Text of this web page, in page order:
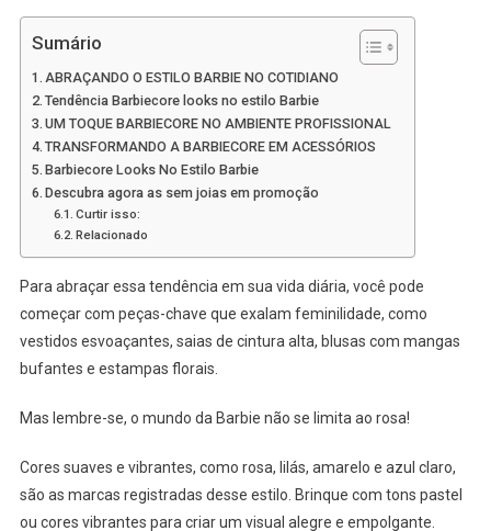
Sumário
ABRAÇANDO O ESTILO BARBIE NO COTIDIANO
Tendência Barbiecore looks no estilo Barbie
UM TOQUE BARBIECORE NO AMBIENTE PROFISSIONAL
TRANSFORMANDO A BARBIECORE EM ACESSÓRIOS
Barbiecore Looks No Estilo Barbie
Descubra agora as sem joias em promoção
Curtir isso:
Relacionado
Para abraçar essa tendência em sua vida diária, você pode
começar com peças-chave que exalam feminilidade, como
vestidos esvoaçantes, saias de cintura alta, blusas com mangas
bufantes e estampas florais.
Mas lembre-se, o mundo da Barbie não se limita ao rosa!
Cores suaves e vibrantes, como rosa, lilás, amarelo e azul claro,
são as marcas registradas desse estilo. Brinque com tons pastel
ou cores vibrantes para criar um visual alegre e empolgante.